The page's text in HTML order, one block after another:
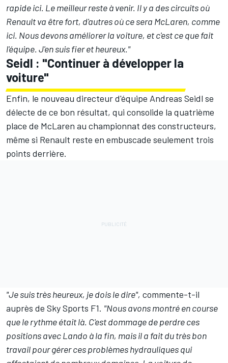
rapide ici. Le meilleur reste à venir. Il y a des circuits où
Renault va être fort, d'autres où ce sera McLaren, comme
ici. Nous devons améliorer la voiture, et c'est ce que fait
l'équipe. J'en suis fier et heureux."
Seidl : "Continuer à développer la
voiture"
Enfin, le nouveau directeur d'équipe Andreas Seidl se
délecte de ce bon résultat, qui consolide la quatrième
place de McLaren au championnat des constructeurs,
même si Renault reste en embuscade seulement trois
points derrière.
"Je suis très heureux, je dois le dire", commente-t-il
auprès de Sky Sports F1. "Nous avons montré en course
que le rythme était là. C'est dommage de perdre ces
positions avec Lando à la fin, mais il a fait du très bon
travail pour gérer ces problèmes hydrauliques qui